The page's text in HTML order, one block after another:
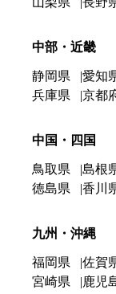
中部・近畿
静岡県 愛知
兵庫県
京都
中国・四国
鳥取県 島根
徳島県
香川
九州・沖縄
福岡県 佐賀
宮崎県
鹿児